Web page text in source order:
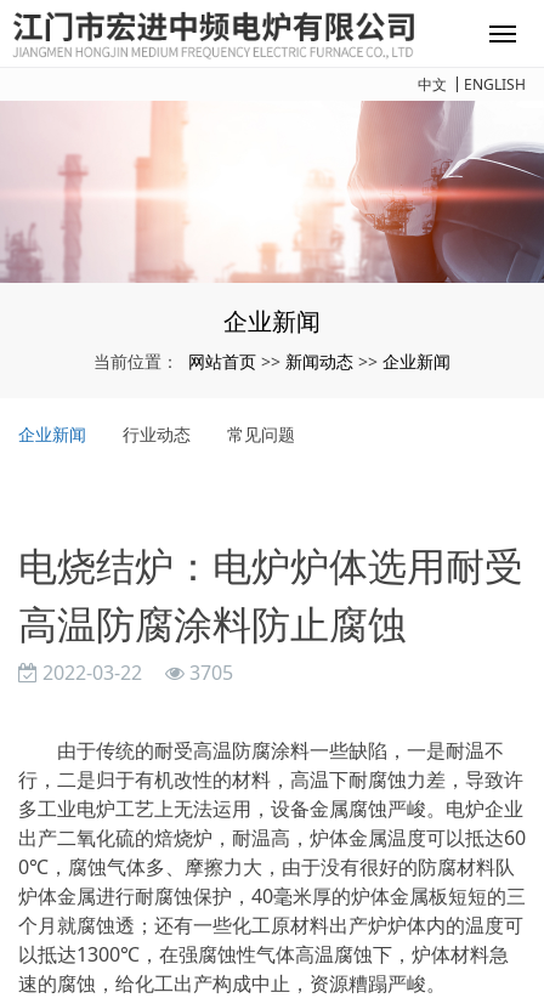
中文 ENGLISH
企业新闻
当前位置： 网站首页 >> 新闻动态 >> 企业新闻
企业新闻 行业动态 常见问题
电烧结炉：电炉炉体选用耐受
高温防腐涂料防止腐蚀
2022-03-22 3705
由于传统的耐受高温防腐涂料一些缺陷，一是耐温不
行，二是归于有机改性的材料，高温下耐腐蚀力差，导致许
多工业电炉工艺上无法运用，设备金属腐蚀严峻。电炉企业
出产二氧化硫的焙烧炉，耐温高，炉体金属温度可以抵达60
0℃，腐蚀气体多、摩擦力大，由于没有很好的防腐材料队
炉体金属进行耐腐蚀保护，40毫米厚的炉体金属板短短的三
个月就腐蚀透；还有一些化工原材料出产炉炉体内的温度可
以抵达1300℃，在强腐蚀性气体高温腐蚀下，炉体材料急
速的腐蚀，给化工出产构成中止，资源糟蹋严峻。